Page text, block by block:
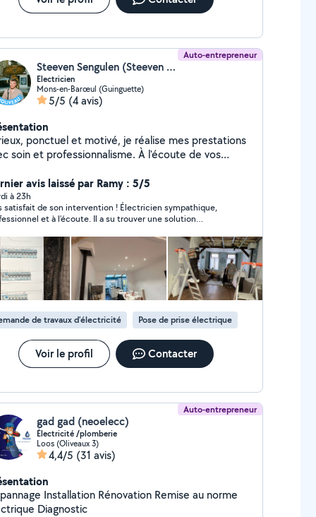
Auto-entrepreneur
Steeven Sengulen (Steeven Sengulen)
Electricien
Mons-en-Barœul (Guinguette)
5/5 (4 avis)
ponctuel et motivé, je réalise mes prestations
soin et professionnalisme. À l'écoute de vos
Votre satisfaction est ma priorité. N'hésitez
à me contacter, je réponds rapidement à vos
avis laissé par Ramy : 5/5
à 23h
satisfait de son intervention ! Électricien sympathique,
et à l’écoute. Il a su trouver une solution
Je recommande sans hésiter !
de travaux d’électricité Pose de prise électrique
Voir le profil Contacter
Auto-entrepreneur
gad gad (neoelecc)
Électricité /plomberie
Loos (Oliveaux 3)
4,4/5 (31 avis)
Rénovation Remise au norme
électrique Diagnostic